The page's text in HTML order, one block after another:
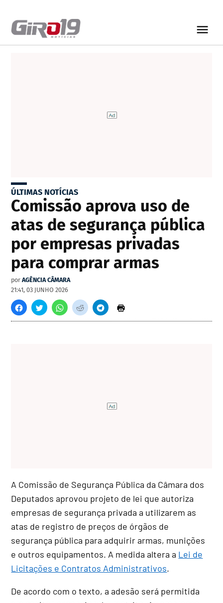
ÚLTIMAS NOTÍCIAS
Comissão aprova uso de
atas de segurança pública
por empresas privadas
para comprar armas
por AGÊNCIA CÂMARA
21:41, 03 JUNHO 2026
A Comissão de Segurança Pública da Câmara dos
Deputados aprovou projeto de lei que autoriza
empresas de segurança privada a utilizarem as
atas de registro de preços de órgãos de
segurança pública para adquirir armas, munições
e outros equipamentos. A medida altera a Lei de
Licitações e Contratos Administrativos.
De acordo com o texto, a adesão será permitida